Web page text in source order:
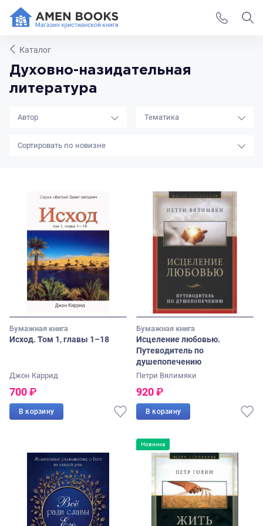
Каталог
Духовно-назидательная
литература
Автор Тематика
новизне
Бумажная книга
Исход. Том 1, главы 1–18
Джон Каррид
700₽
В корзину
Бумажная книга
Исцеление любовью.
Путеводитель по
душепопечению
Петри Вялимяки
920₽
В корзину
Новинка